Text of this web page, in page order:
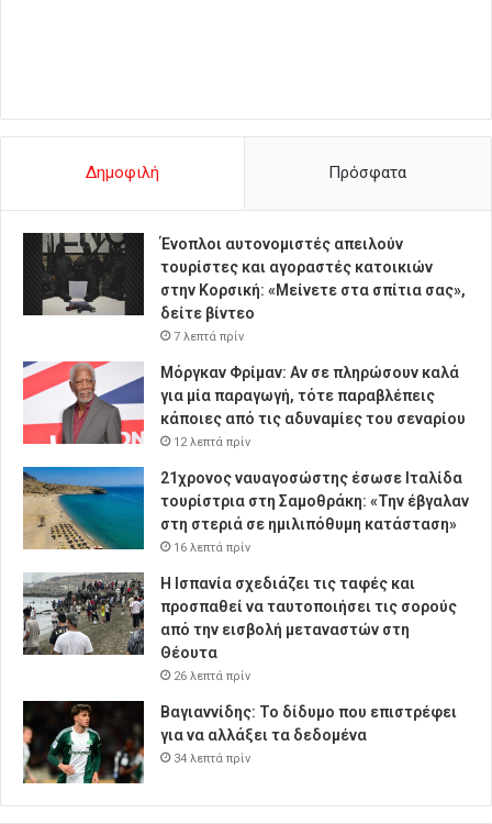
Δημοφιλή Πρόσφατα
Ένοπλοι αυτονομιστές απειλούν
τουρίστες και αγοραστές κατοικιών
στην Κορσική: «Μείνετε στα σπίτια σας»,
δείτε βίντεο
7 λεπτά πρίν
Μόργκαν Φρίμαν: Αν σε πληρώσουν καλά
για μία παραγωγή, τότε παραβλέπεις
κάποιες από τις αδυναμίες του σεναρίου
12 λεπτά πρίν
21χρονος ναυαγοσώστης έσωσε Ιταλίδα
τουρίστρια στη Σαμοθράκη: «Την έβγαλαν
στη στεριά σε ημιλιπόθυμη κατάσταση»
16 λεπτά πρίν
Η Ισπανία σχεδιάζει τις ταφές και
προσπαθεί να ταυτοποιήσει τις σορούς
από την εισβολή μεταναστών στη
Θέουτα
26 λεπτά πρίν
Βαγιαννίδης: Το δίδυμο που επιστρέφει
για να αλλάξει τα δεδομένα
34 λεπτά πρίν